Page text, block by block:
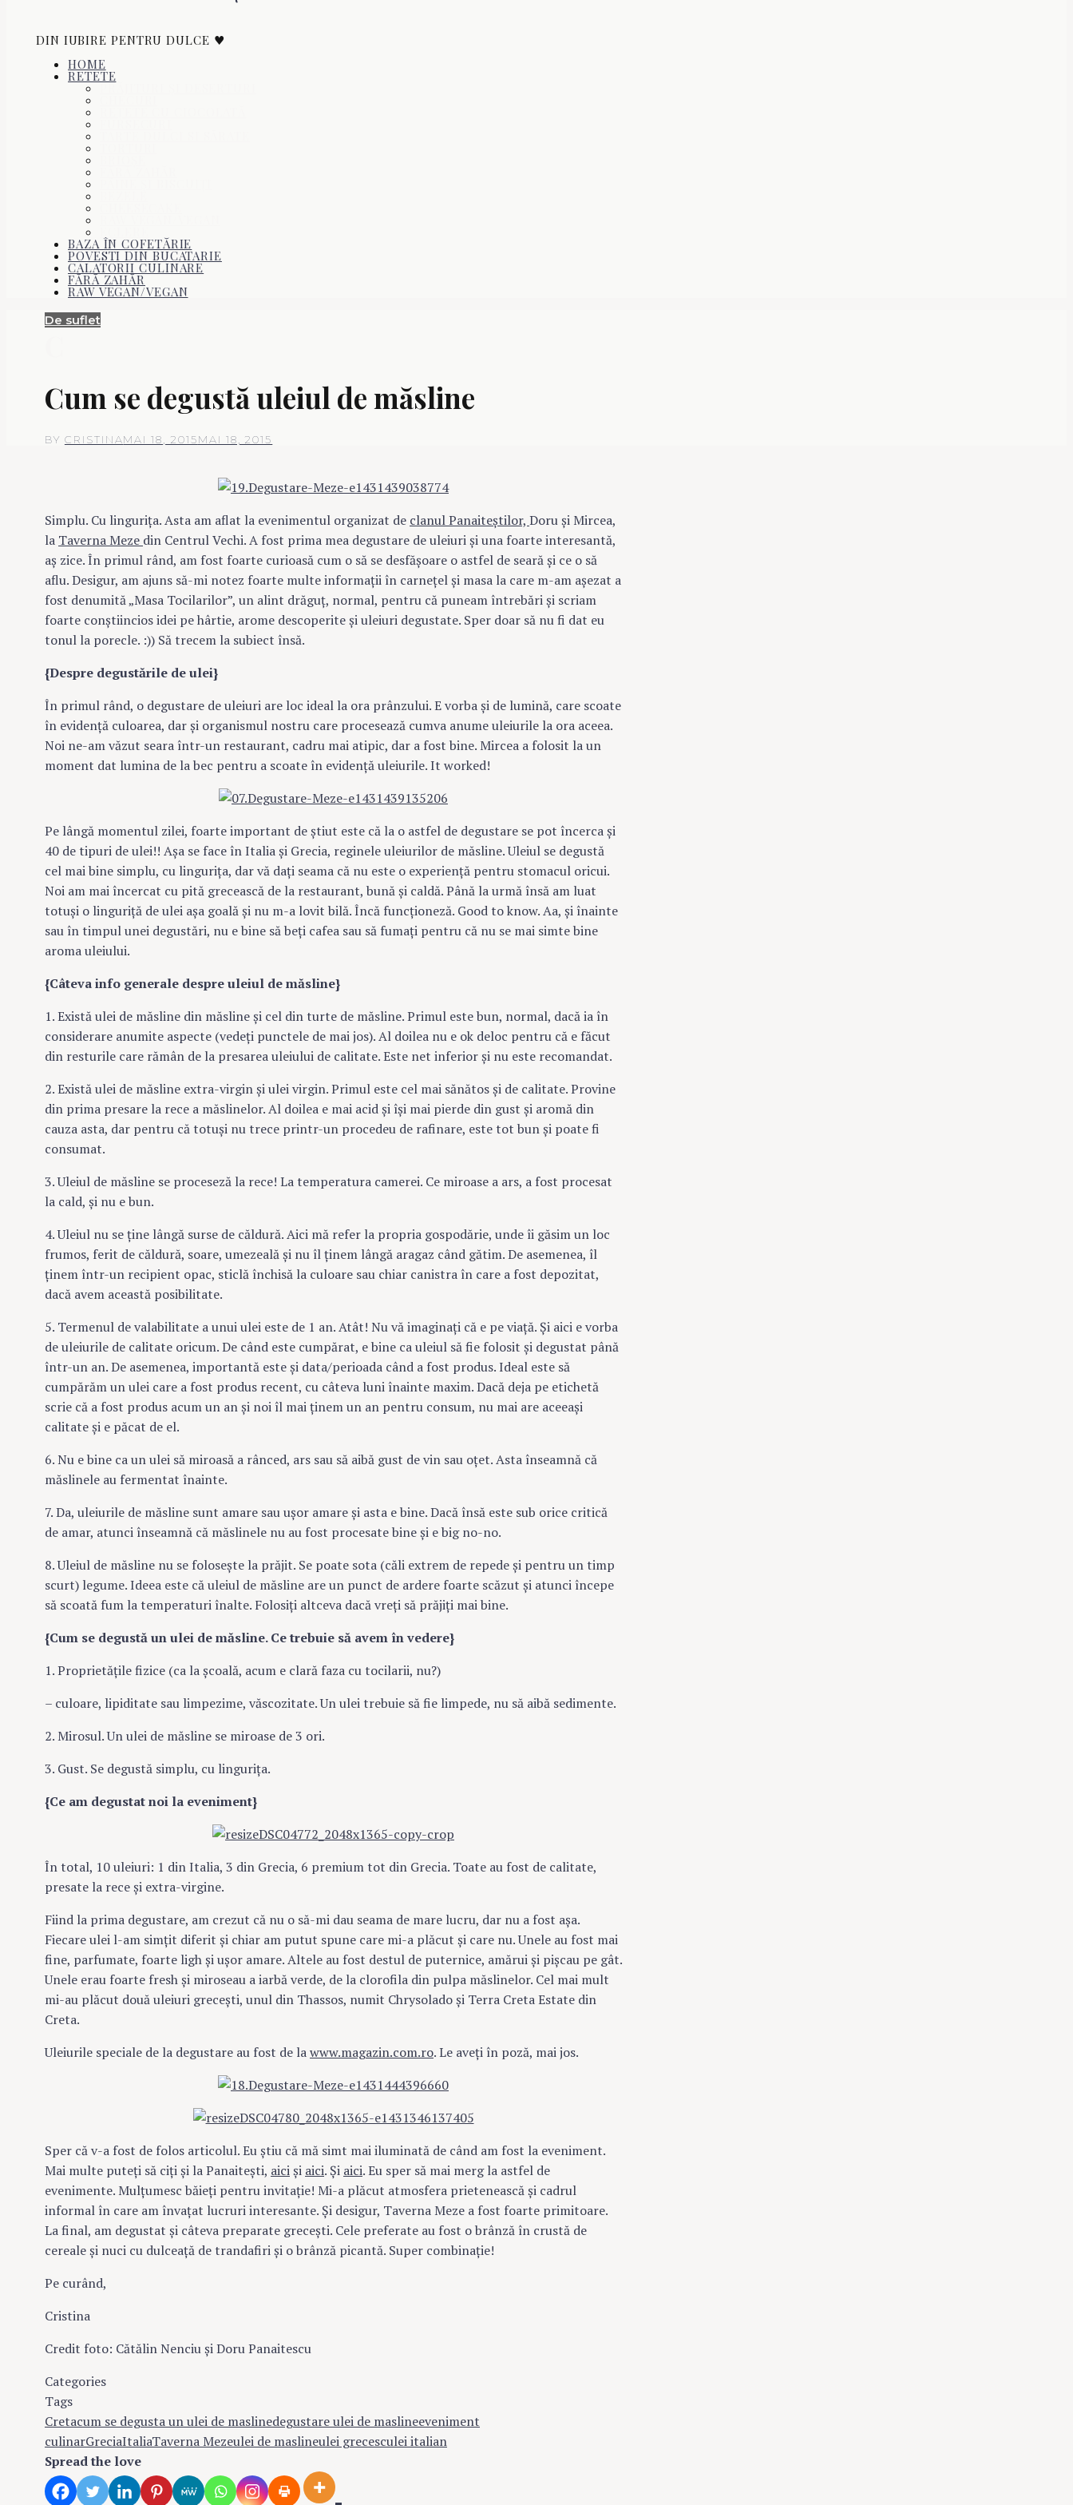
DIN IUBIRE PENTRU DULCE ♥
HOME
RETETE
BAZA ÎN COFETĂRIE
POVESTI DIN BUCATARIE
CALATORII CULINARE
FĂRĂ ZAHĂR
RAW VEGAN/VEGAN
De suflet
Cum se degustă uleiul de măsline
BY CRISTINAMAI 18, 2015MAI 18, 2015
Simplu. Cu linguriţa. Asta am aflat la evenimentul organizat de clanul Panaiteştilor, Doru şi Mircea,
la Taverna Meze din Centrul Vechi. A fost prima mea degustare de uleiuri şi una foarte interesantă,
aş zice. În primul rând, am fost foarte curioasă cum o să se desfăşoare o astfel de seară şi ce o să
aflu. Desigur, am ajuns să-mi notez foarte multe informaţii în carneţel şi masa la care m-am aşezat a
fost denumită „Masa Tocilarilor”, un alint drăguţ, normal, pentru că puneam întrebări şi scriam
foarte conştiincios idei pe hârtie, arome descoperite şi uleiuri degustate. Sper doar să nu fi dat eu
tonul la porecle. :)) Să trecem la subiect însă.
{Despre degustările de ulei}
În primul rând, o degustare de uleiuri are loc ideal la ora prânzului. E vorba şi de lumină, care scoate
în evidenţă culoarea, dar şi organismul nostru care procesează cumva anume uleiurile la ora aceea.
Noi ne-am văzut seara într-un restaurant, cadru mai atipic, dar a fost bine. Mircea a folosit la un
moment dat lumina de la bec pentru a scoate în evidenţă uleiurile. It worked!
Pe lângă momentul zilei, foarte important de ştiut este că la o astfel de degustare se pot încerca şi
40 de tipuri de ulei!! Aşa se face în Italia şi Grecia, reginele uleiurilor de măsline. Uleiul se degustă
cel mai bine simplu, cu linguriţa, dar vă daţi seama că nu este o experienţă pentru stomacul oricui.
Noi am mai încercat cu pită grecească de la restaurant, bună şi caldă. Până la urmă însă am luat
totuşi o linguriţă de ulei aşa goală şi nu m-a lovit bilă. Încă funcţioneză. Good to know. Aa, şi înainte
sau în timpul unei degustări, nu e bine să beţi cafea sau să fumaţi pentru că nu se mai simte bine
aroma uleiului.
{Câteva info generale despre uleiul de măsline}
1. Există ulei de măsline din măsline şi cel din turte de măsline. Primul este bun, normal, dacă ia în
considerare anumite aspecte (vedeţi punctele de mai jos). Al doilea nu e ok deloc pentru că e făcut
din resturile care rămân de la presarea uleiului de calitate. Este net inferior şi nu este recomandat.
2. Există ulei de măsline extra-virgin şi ulei virgin. Primul este cel mai sănătos şi de calitate. Provine
din prima presare la rece a măslinelor. Al doilea e mai acid şi îşi mai pierde din gust şi aromă din
cauza asta, dar pentru că totuşi nu trece printr-un procedeu de rafinare, este tot bun şi poate fi
consumat.
3. Uleiul de măsline se proceseză la rece! La temperatura camerei. Ce miroase a ars, a fost procesat
la cald, şi nu e bun.
4. Uleiul nu se ţine lângă surse de căldură. Aici mă refer la propria gospodărie, unde îi găsim un loc
frumos, ferit de căldură, soare, umezeală şi nu îl ţinem lângă aragaz când gătim. De asemenea, îl
ţinem într-un recipient opac, sticlă închisă la culoare sau chiar canistra în care a fost depozitat,
dacă avem această posibilitate.
5. Termenul de valabilitate a unui ulei este de 1 an. Atât! Nu vă imaginaţi că e pe viaţă. Şi aici e vorba
de uleiurile de calitate oricum. De când este cumpărat, e bine ca uleiul să fie folosit şi degustat până
într-un an. De asemenea, importantă este şi data/perioada când a fost produs. Ideal este să
cumpărăm un ulei care a fost produs recent, cu câteva luni înainte maxim. Dacă deja pe etichetă
scrie că a fost produs acum un an şi noi îl mai ţinem un an pentru consum, nu mai are aceeaşi
calitate şi e păcat de el.
6. Nu e bine ca un ulei să miroasă a rânced, ars sau să aibă gust de vin sau oţet. Asta înseamnă că
măslinele au fermentat înainte.
7. Da, uleiurile de măsline sunt amare sau uşor amare şi asta e bine. Dacă însă este sub orice critică
de amar, atunci înseamnă că măslinele nu au fost procesate bine şi e big no-no.
8. Uleiul de măsline nu se foloseşte la prăjit. Se poate sota (căli extrem de repede şi pentru un timp
scurt) legume. Ideea este că uleiul de măsline are un punct de ardere foarte scăzut şi atunci începe
să scoată fum la temperaturi înalte. Folosiţi altceva dacă vreţi să prăjiţi mai bine.
{Cum se degustă un ulei de măsline. Ce trebuie să avem în vedere}
1. Proprietăţile fizice (ca la şcoală, acum e clară faza cu tocilarii, nu?)
– culoare, lipiditate sau limpezime, văscozitate. Un ulei trebuie să fie limpede, nu să aibă sedimente.
2. Mirosul. Un ulei de măsline se miroase de 3 ori.
3. Gust. Se degustă simplu, cu linguriţa.
{Ce am degustat noi la eveniment}
În total, 10 uleiuri: 1 din Italia, 3 din Grecia, 6 premium tot din Grecia. Toate au fost de calitate,
presate la rece şi extra-virgine.
Fiind la prima degustare, am crezut că nu o să-mi dau seama de mare lucru, dar nu a fost aşa.
Fiecare ulei l-am simţit diferit şi chiar am putut spune care mi-a plăcut şi care nu. Unele au fost mai
fine, parfumate, foarte ligh şi uşor amare. Altele au fost destul de puternice, amărui şi pişcau pe gât.
Unele erau foarte fresh şi miroseau a iarbă verde, de la clorofila din pulpa măslinelor. Cel mai mult
mi-au plăcut două uleiuri greceşti, unul din Thassos, numit Chrysolado şi Terra Creta Estate din
Creta.
Uleiurile speciale de la degustare au fost de lawww.magazin.com.ro. Le aveţi în poză, mai jos.
Sper că v-a fost de folos articolul. Eu ştiu că mă simt mai iluminată de când am fost la eveniment.
Mai multe puteţi să ciţi şi la Panaiteşti, aicişi aici. Şi aici. Eu sper să mai merg la astfel de
evenimente. Mulţumesc băieţi pentru invitaţie! Mi-a plăcut atmosfera prietenească şi cadrul
informal în care am învaţat lucruri interesante. Şi desigur, Taverna Meze a fost foarte primitoare.
La final, am degustat şi câteva preparate greceşti. Cele preferate au fost o brânză în crustă de
cereale şi nuci cu dulceaţă de trandafiri şi o brânză picantă. Super combinaţie!
Pe curând,
Cristina
Credit foto: Cătălin Nenciu şi Doru Panaitescu
Categories
Tags
Cretacum se degusta un ulei de maslinedegustare ulei de maslineeveniment
culinarGreciaItaliaTaverna Mezeulei de maslineulei grecesculei italian
Spread the love